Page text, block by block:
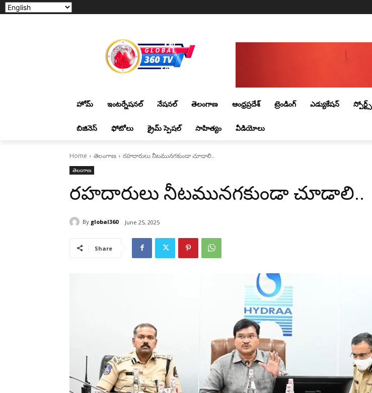
హోమ్ ఇంటర్నేషనల్ నేషనల్ తెలంగాణ ఆంధ్రప్రదేశ్ ట్రెండింగ్‌ ఎడ్యుకేషన్ స్పోర్ట్స్
బిజినెస్ ఫోటోలు క్రైమ్ స్పెషల్ సాహిత్యం వీడియోలు
Home తెలంగాణ ర‌హ‌దారులు నీట‌మున‌గ‌కుండా చూడాలి..
తెలంగాణ
ర‌హ‌దారులు నీట‌మున‌గ‌కుండా చూడాలి..
By global360 June 25, 2025
Share